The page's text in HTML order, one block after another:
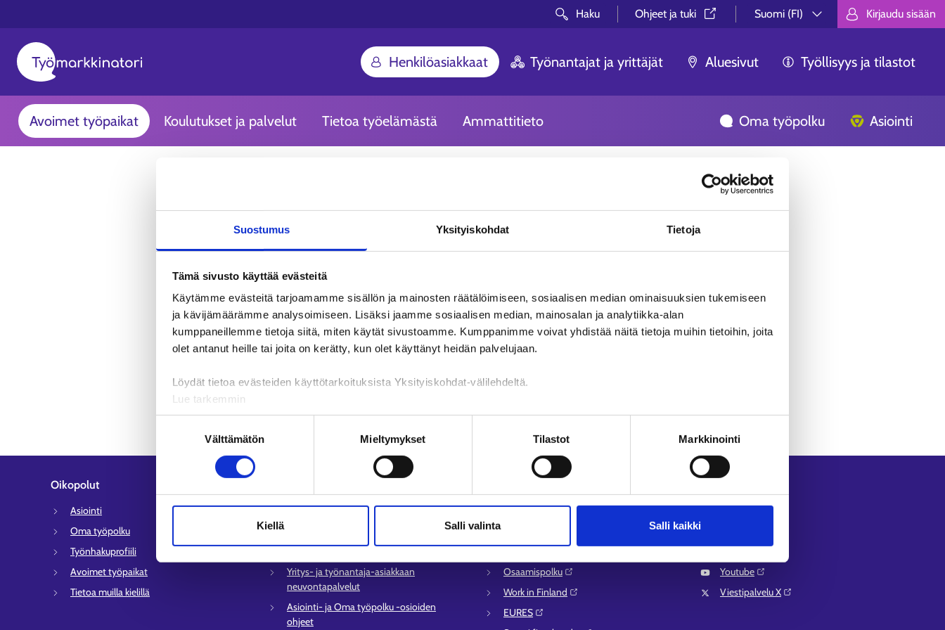
Suostumus Yksityiskohdat Tietoja
Tämä sivusto käyttää evästeitä
Käytämme evästeitä tarjoamamme sisällön ja mainosten räätälöimiseen, sosiaalisen median ominaisuuksien tukemiseen
ja kävijämäärämme analysoimiseen. Lisäksi jaamme sosiaalisen median, mainosalan ja analytiikka-alan
kumppaneillemme tietoja siitä, miten käytät sivustoamme. Kumppanimme voivat yhdistää näitä tietoja muihin tietoihin, joita
olet antanut heille tai joita on kerätty, kun olet käyttänyt heidän palvelujaan.
Löydät tietoa evästeiden käyttötarkoituksista Yksityiskohdat-välilehdeltä.
Lue tarkemmin
Evästeet
Tietosuoja ja henkilötietojen käsittely
Välttämätön Mieltymykset Tilastot Markkinointi
Kiellä Salli valinta Salli kaikki
Haku Ohjeet ja tuki⁠
Suomi (FI)
Valitse kieli. Välj språk. Choose
Kirjaudu sisään
Henkilöasiakkaat Työnantajat ja yrittäjät Aluesivut Työllisyys ja tilastot
Avoimet työpaikat Koulutukset ja palvelut Tietoa työelämästä Ammattitieto Oma työpolku Asiointi
Oikopolut
Asiointi
Oma työpolku
Työnhakuprofiili
Avoimet työpaikat
Tietoa muilla kielillä
Työllisyysalueiden yhteystiedot
Yritys- ja työnantaja-asiakkaan
neuvontapalvelut
Asiointi- ja Oma työpolku -osioiden
ohjeet
KEHA-keskus⁠
Osaamispolku⁠
Work in Finland⁠
EURES⁠
Youtube⁠
Viestipalvelu X⁠